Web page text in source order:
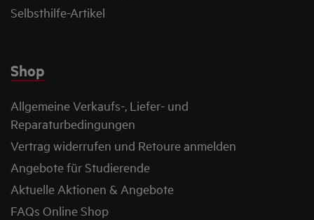
Selbsthilfe-Artikel
Shop
Allgemeine Verkaufs-, Liefer- und
Reparaturbedingungen
Vertrag widerrufen und Retoure anmelden
Angebote für Studierende
Aktuelle Aktionen & Angebote
FAQs Online Shop